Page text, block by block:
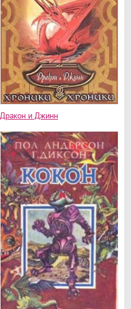
Дракон и Джинн